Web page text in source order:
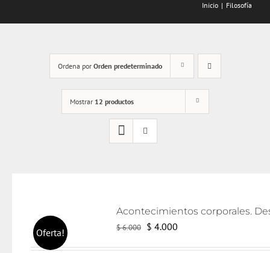
Inicio Filosofía
Ordena por Orden predeterminado
Mostrar 12 productos
Oferta! $6.000 El
$ 4.000